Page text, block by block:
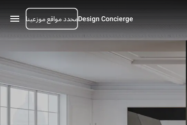
Design Conciergeمحدد مواقع موزعينا